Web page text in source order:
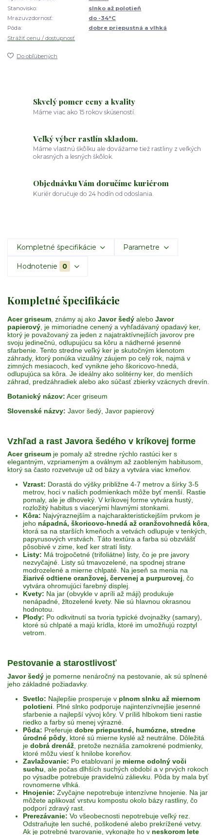
Stanovisko:
slnko až polotieň
Mrazuvzdornosť:
do -34°C
Pôda:
dobre priepustná a vlhká
Strážiť cenu / dostupnosť
Do obľúbených
Skvelý pomer ceny a kvality
Máme viac ako 15 rokov skúseností.
Veľký výber rastlín skladom.
Máme vlastnú škôlku ale dovážame tiež rastliny z veľkých
okrasných a lesných škôlok.
Objednávku Vám doručíme kuriérom
Kuriér doručuje do 24 hodín od odoslania.
Kompletné špecifikácie Parametre
Hodnotenie 0
Kompletné špecifikácie
Acer griseum , známy aj ako Javor šedý alebo Javor
papierový , je mimoriadne cenený a vyhľadávaný opadavý ker,
ktorý je považovaný za jeden z najatraktívnejších javorov pre
svoju jedinečnú, odlupujúcu sa kôru a nádherné jesenné
sfarbenie. Tento stredne veľký ker je skutočným klenotom
záhrady, ktorý ponúka vizuálny záujem po celý rok, najmä v
zimných mesiacoch, keď vynikne jeho škoricovo-hnedá,
odlupujúca sa kôra. Je ideálny ako solitérny ker, do menších
záhrad, predzáhradiek alebo ako súčasť zbierky vzácnych drevín.
Botanický názov: Acer griseum
Slovenské názvy: Javor šedý, Javor papierový
Vzhľad a rast Javora šedého v kríkovej forme
Acer griseum je pomaly až stredne rýchlo rastúci ker s
elegantným, vzpriameným a oválnym až zaobleným habitusom,
ktorý sa často rozvetvuje už od bázy a vytvára viac kmeňov.
Vzrast: Dorastá do výšky približne 4-7 metrov a šírky 3-5
metrov, hoci v našich podmienkach môže byť menší. Rastie
pomaly, ale je dlhoveký. V kríkovej forme vytvára hustý,
rozložitý habitus s viacerými hlavnými stonkami.
Kôra: Najvýraznejším a najcharakteristickejším prvkom je
jeho nápadná, škoricovo-hnedá až oranžovohnedá kôra,
ktorá sa na starších kmeňoch a vetvách odlupuje v tenkých,
papyrusových vrstvách. Táto textúra a farba sú obzvlášť
pôsobivé v zime, keď ker stratí listy.
Listy: Má trojpočetné (trifoliátne) listy, čo je pre javory
nezvyčajné. Listy sú tmavozelené, na spodnej strane
modrozelené a mierne chlpaté. Na jeseň sa menia na
žiarivé odtiene oranžovej, červenej a purpurovej, čo
vytvára ohromujúci farebný displej.
Kvety: Na jar (obvykle v apríli až máji) produkuje
nenápadné, žltozelené kvety. Nie sú hlavnou okrasnou
hodnotou.
Plody: Po odkvitnutí sa tvoria typické dvojnažky (samary),
ktoré sú chlpaté a majú krídla, ktoré im umožňujú rozptyl
vetrom.
Pestovanie a starostlivosť
Javor šedý je pomerne nenáročný na pestovanie, ak sú splnené
jeho základné požiadavky.
Svetlo: Najlepšie prosperuje v plnom slnku až miernom
polotieni . Plné slnko podporuje najintenzívnejšie jesenné
sfarbenie a najlepší vývoj kôry. V príliš hlbokom tieni rastie
riedko a farby sú menej výrazné.
Pôda: Preferuje dobre priepustné, humózne, stredne
úrodné pôdy , ktoré sú mierne kyslé až neutrálne. Dôležitá
je dobrá drenáž , pretože neznáša zamokrené podmienky,
ktoré môžu viesť k hnilobe koreňov.
Zavlažovanie: Po etablovaní je mierne odolný voči
suchu , ale počas dlhších suchých období a v prvých rokoch
po výsadbe potrebuje pravidelnú zálievku. Pôda by mala byť
rovnomerne vlhká.
Hnojenie: Zvyčajne nepotrebuje intenzívne hnojenie. Na jar
môžete aplikovať vrstvu kompostu okolo bázy rastliny, čo
podporí zdravý rast.
Prerezávanie: Vo všeobecnosti nepotrebuje veľký rez.
Odstraňujte len suché, poškodené alebo prekrížené vetvy.
Ak je potrebné tvarovanie, vykonajte ho v neskorom lete